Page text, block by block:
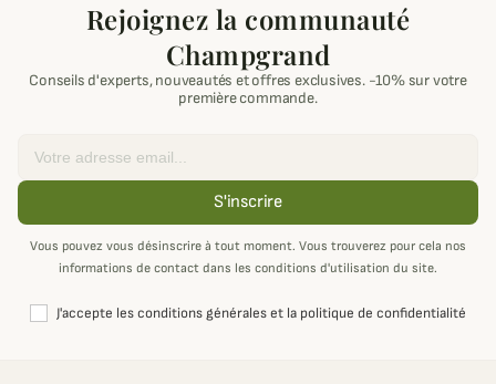
Rejoignez la communauté
Champgrand
Conseils d'experts, nouveautés et offres exclusives. -10% sur votre
première commande.
S'inscrire
Vous pouvez vous désinscrire à tout moment. Vous trouverez pour cela nos
informations de contact dans les conditions d'utilisation du site.
J'accepte les conditions générales et la politique de confidentialité